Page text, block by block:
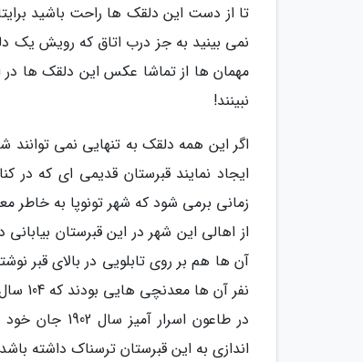
تا از دست این دلقک ها راحت باشید
نمی بینید به جز درب اتاق که رویش یک
مهمان ها از تماشا عکس این دلقک ها در
نبینند!
اگر این همه دلقک به تنهایی نمی
ایجاد نمایند قبرستان قدیمی ای که در
از اهالی این شهر در این قبرستان
نفر
در طاعون
اندازی به این قبرستان ترسناک داشته